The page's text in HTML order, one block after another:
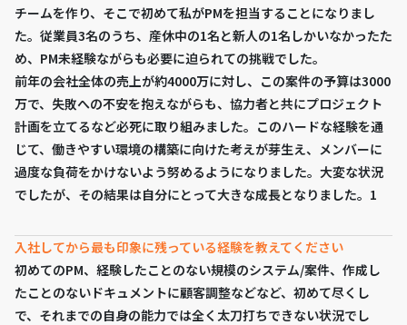
チームを作り、そこで初めて私がPMを担当することになりまし
た。従業員3名のうち、産休中の1名と新人の1名しかいなかったた
め、PM未経験ながらも必要に迫られての挑戦でした。
前年の会社全体の売上が約4000万に対し、この案件の予算は3000
万で、失敗への不安を抱えながらも、協力者と共にプロジェクト
計画を立てるなど必死に取り組みました。このハードな経験を通
じて、働きやすい環境の構築に向けた考えが芽生え、メンバーに
過度な負荷をかけないよう努めるようになりました。大変な状況
でしたが、その結果は自分にとって大きな成長となりました。1
入社してから最も印象に残っている経験を教えてください
初めてのPM、経験したことのない規模のシステム/案件、作成し
たことのないドキュメントに顧客調整などなど、初めて尽くし
で、それまでの自身の能力では全く太刀打ちできない状況でし